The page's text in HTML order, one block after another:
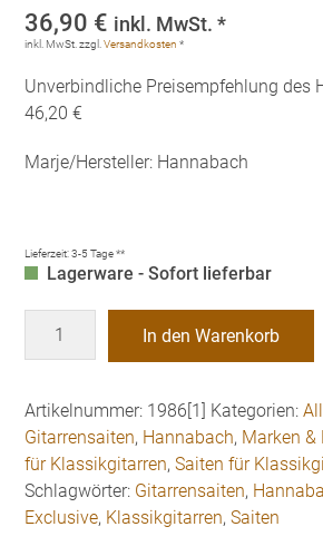
36,90 € inkl. MwSt. *
inkl. MwSt. zzgl.Versandkosten *
Unverbindliche Preisempfehlung des
46,20 €
Marje/Hersteller: Hannabach
Lieferzeit:3-5 Tage **
Lagerware - Sofort lieferbar
Exclusive
für
Klassikgitarre
Medium
Tension
Menge
In den Warenkorb
Artikelnummer: 1986[1] Kategorien:
Gitarrensaiten, Hannabach, Marken &
für Klassikgitarren,Saiten für
Schlagwörter: Gitarrensaiten,
Exclusive, Klassikgitarren,Saiten